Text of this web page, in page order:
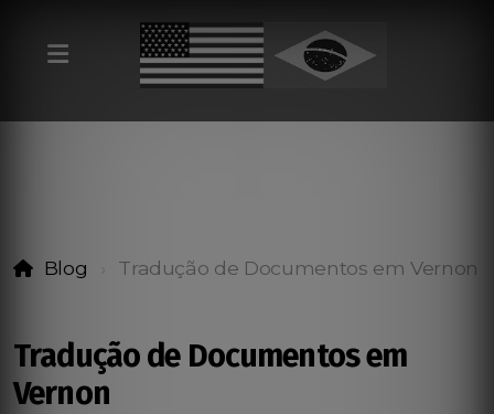
Blog Tradução de Documentos em Vernon
Tradução de Documentos em
Vernon